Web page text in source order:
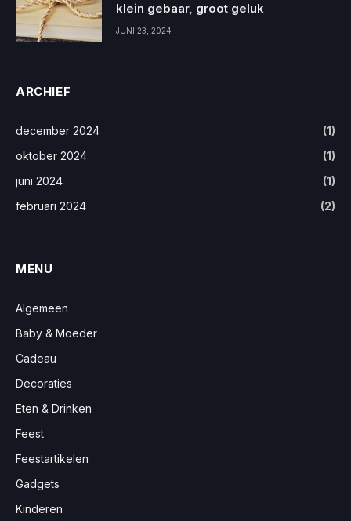
klein gebaar, groot geluk
JUNI 23, 2024
ARCHIEF
december 2024
(1)
oktober 2024
(1)
juni 2024
(1)
februari 2024
(2)
MENU
Algemeen
Baby & Moeder
Cadeau
Decoraties
Eten & Drinken
Feest
Feestartikelen
Gadgets
Kinderen